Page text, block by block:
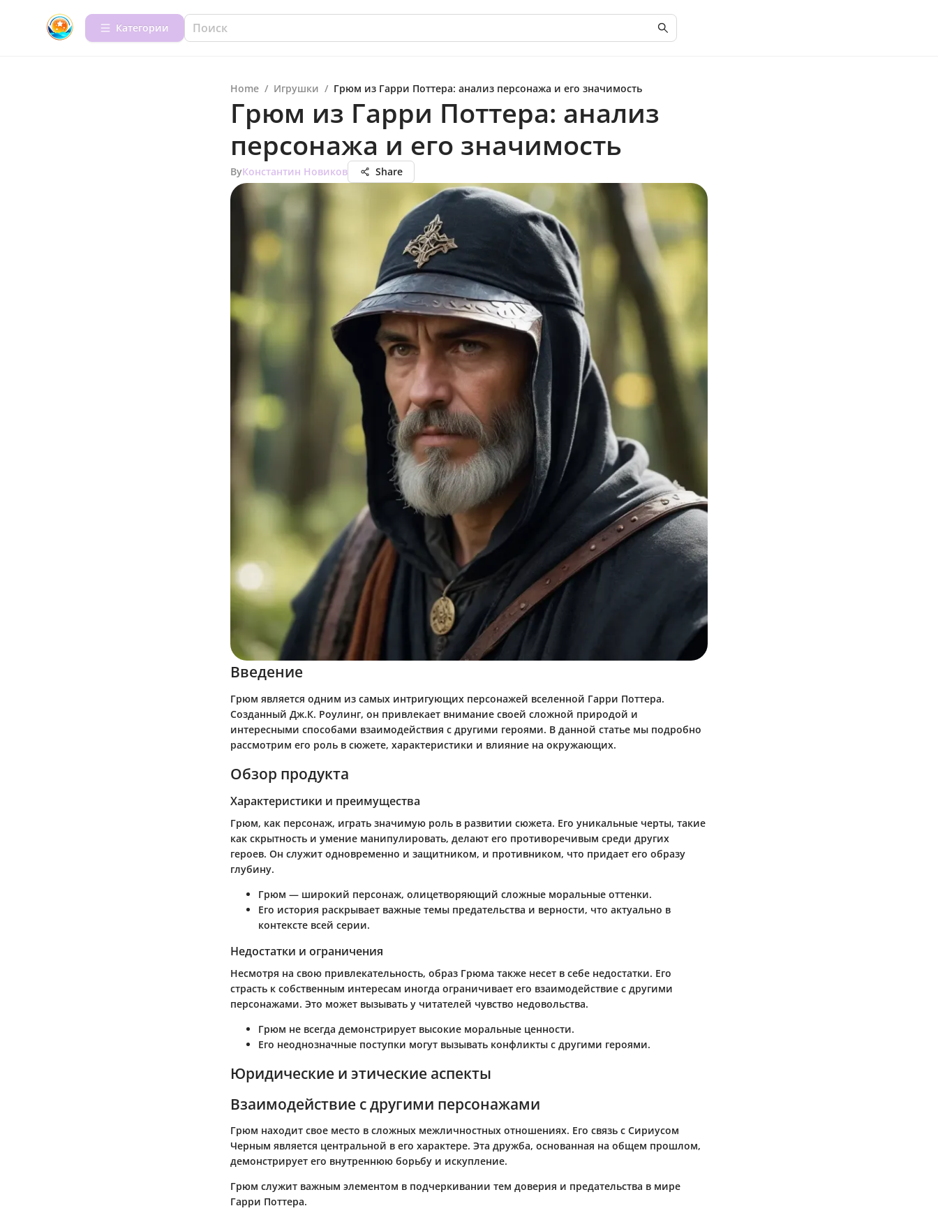
Категории
Home / Игрушки / Грюм из Гарри Поттера: анализ персонажа и его значимость
Грюм из Гарри Поттера: анализ
персонажа и его значимость
ByКонстантин Новиков Share
Введение
Грюм является одним из самых интригующих персонажей вселенной Гарри Поттера.
Созданный Дж.К. Роулинг, он привлекает внимание своей сложной природой и
интересными способами взаимодействия с другими героями. В данной статье мы подробно
рассмотрим его роль в сюжете, характеристики и влияние на окружающих.
Обзор продукта
Характеристики и преимущества
Грюм, как персонаж, играть значимую роль в развитии сюжета. Его уникальные черты, такие
как скрытность и умение манипулировать, делают его противоречивым среди других
героев. Он служит одновременно и защитником, и противником, что придает его образу
глубину.
Грюм — широкий персонаж, олицетворяющий сложные моральные оттенки.
Его история раскрывает важные темы предательства и верности, что актуально в
контексте всей серии.
Недостатки и ограничения
Несмотря на свою привлекательность, образ Грюма также несет в себе недостатки. Его
страсть к собственным интересам иногда ограничивает его взаимодействие с другими
персонажами. Это может вызывать у читателей чувство недовольства.
Грюм не всегда демонстрирует высокие моральные ценности.
Его неоднозначные поступки могут вызывать конфликты с другими героями.
Юридические и этические аспекты
Взаимодействие с другими персонажами
Грюм находит свое место в сложных межличностных отношениях. Его связь с Сириусом
Черным является центральной в его характере. Эта дружба, основанная на общем прошлом,
демонстрирует его внутреннюю борьбу и искупление.
Грюм служит важным элементом в подчеркивании тем доверия и предательства в мире
Гарри Поттера.